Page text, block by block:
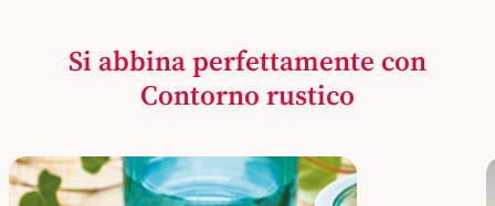
Si abbina perfettamente con
Contorno rustico